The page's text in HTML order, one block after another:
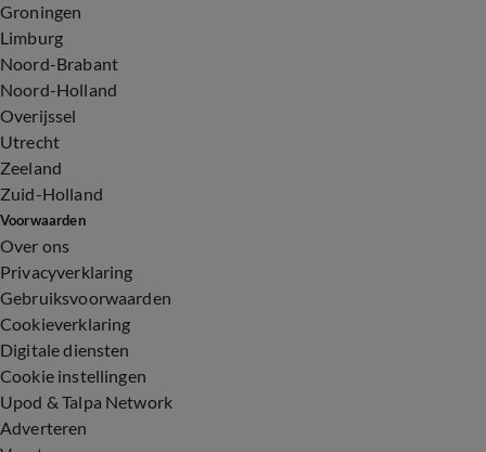
Groningen
Limburg
Noord-Brabant
Noord-Holland
Overijssel
Utrecht
Zeeland
Zuid-Holland
Voorwaarden
Over ons
Privacyverklaring
Gebruiksvoorwaarden
Cookieverklaring
Digitale diensten
Cookie instellingen
Upod & Talpa Network
Adverteren